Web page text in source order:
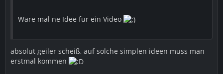
Wäre mal ne Idee für ein Video
absolut geiler scheiß, auf solche simplen ideen muss man
erstmal kommen